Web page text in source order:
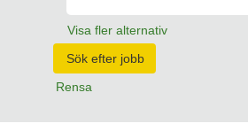
Visa fler alternativ
Rensa